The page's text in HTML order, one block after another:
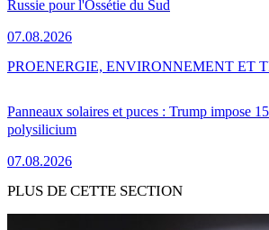
Russie pour l'Ossétie du Sud
07.08.2026
Panneaux solaires et puces : Trump impose
polysilicium
07.08.2026
PROENERGIE, ENVIRONNEMENT ET
PLUS DE CETTE SECTION